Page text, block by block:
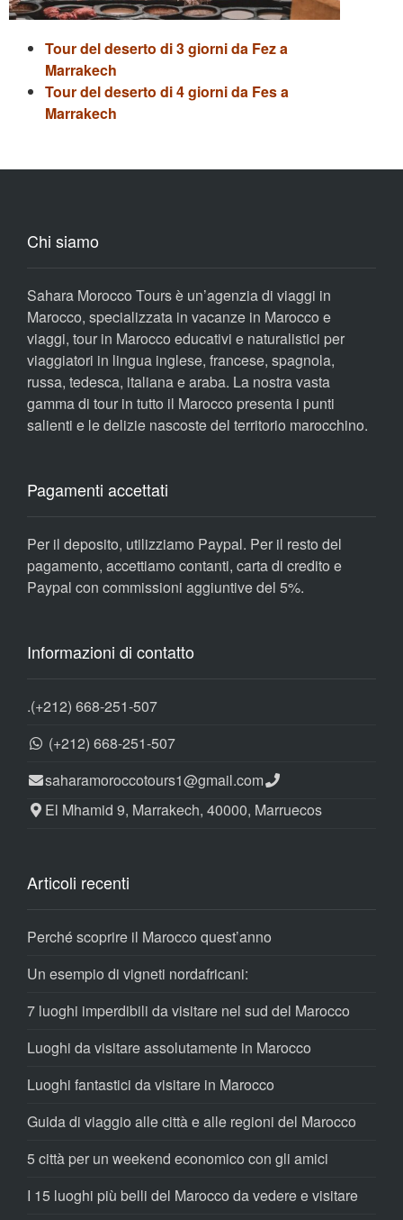
Tour del deserto di 3 giorni da Fez a
Marrakech
Tour del deserto di 4 giorni da Fes a
Marrakech
Chi siamo
Sahara Morocco Tours è un’agenzia di viaggi in
Marocco, specializzata in vacanze in Marocco e
viaggi, tour in Marocco educativi e naturalistici per
viaggiatori in lingua inglese, francese, spagnola,
russa, tedesca, italiana e araba. La nostra vasta
gamma di tour in tutto il Marocco presenta i punti
salienti e le delizie nascoste del territorio marocchino.
Pagamenti accettati
Per il deposito, utilizziamo Paypal. Per il resto del
pagamento, accettiamo contanti, carta di credito e
Paypal con commissioni aggiuntive del 5%.
Informazioni di contatto
.(+212) 668-251-507
(+212) 668-251-507
saharamoroccotours1@gmail.com
El Mhamid 9, Marrakech, 40000, Marruecos
Articoli recenti
Perché scoprire il Marocco quest’anno
Un esempio di vigneti nordafricani:
7 luoghi imperdibili da visitare nel sud del Marocco
Luoghi da visitare assolutamente in Marocco
Luoghi fantastici da visitare in Marocco
Guida di viaggio alle città e alle regioni del Marocco
5 città per un weekend economico con gli amici
I 15 luoghi più belli del Marocco da vedere e visitare